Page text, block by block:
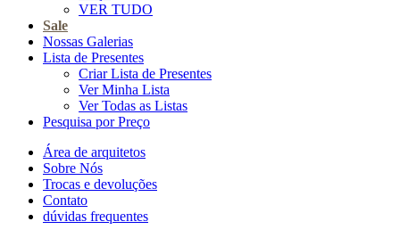
VER TUDO
Sale
Nossas Galerias
Lista de Presentes
Criar Lista de Presentes
Ver Minha Lista
Ver Todas as Listas
Pesquisa por Preço
Área de arquitetos
Sobre Nós
Trocas e devoluções
Contato
dúvidas frequentes